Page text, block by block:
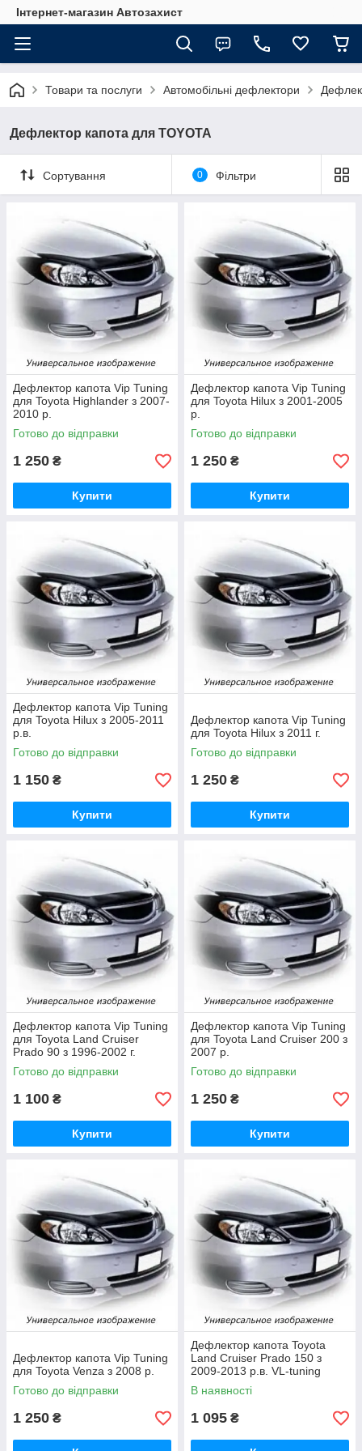
Інтернет-магазин Автозахист
Товари та послуги Автомобільні дефлектори
Дефлектор капота для TOYOTA
Сортування 0 Фільтри
Дефлектор капота Vip Tuning
для Toyota Highlander з 2007-
2010 р.
Готово до відправки
1 250 ₴
Купити
Дефлектор капота Vip Tuning
для Toyota Hilux з 2001-2005
р.
Готово до відправки
1 250 ₴
Купити
Дефлектор капота Vip Tuning
для Toyota Hilux з 2005-2011
р.в.
Готово до відправки
1 150 ₴
Купити
Дефлектор капота Vip Tuning
для Toyota Hilux з 2011 г.
Готово до відправки
1 250 ₴
Купити
Дефлектор капота Vip Tuning
для Toyota Land Cruiser
Prado 90 з 1996-2002 г.
Готово до відправки
1 100 ₴
Купити
Дефлектор капота Vip Tuning
для Toyota Land Cruiser 200 з
2007 р.
Готово до відправки
1 250 ₴
Купити
Дефлектор капота Vip Tuning
для Toyota Venza з 2008 р.
Готово до відправки
1 250 ₴
Дефлектор капота Toyota
Land Cruiser Prado 150 з
2009-2013 р.в. VL-tuning
В наявності
1 095 ₴